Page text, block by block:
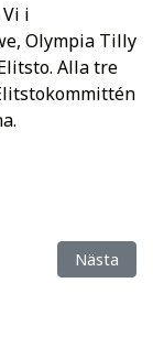
i
Olympia Tilly
Alla tre
Nästa
Nästa